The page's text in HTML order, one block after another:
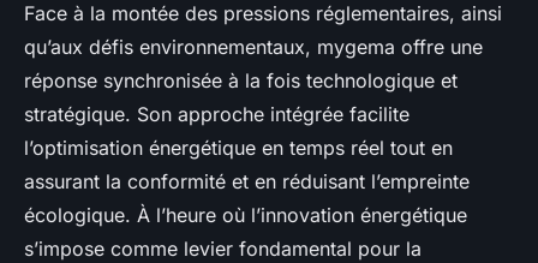
Face à la montée des pressions réglementaires, ainsi
qu’aux défis environnementaux, mygema offre une
réponse synchronisée à la fois technologique et
stratégique. Son approche intégrée facilite
l’optimisation énergétique en temps réel tout en
assurant la conformité et en réduisant l’empreinte
écologique. À l’heure où l’innovation énergétique
s’impose comme levier fondamental pour la